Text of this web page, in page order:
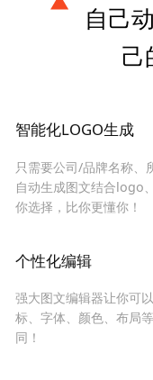
自己
己
智能化LOGO生成
只需要公司/品牌名称
自动生成图文结合logo
你选择，比你更懂你！
个性化编辑
强大图文编辑器让你可
标、字体、颜色、布局
同！